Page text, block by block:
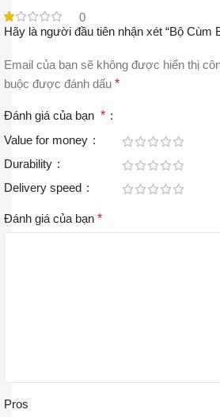
0
Hãy là người đầu tiên nhận xét “Bộ Cùm
Email của bạn sẽ không được hiển thị
buộc được đánh dấu *
Đánh giá của bạn *
Value for money
Durability
Delivery speed
Đánh giá của bạn *
Pros